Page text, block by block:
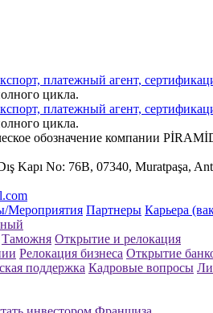
цикла.
цикла.
обозначение компании
Kapı No: 76B, 07340, Muratpaşa,
Мероприятия Партнеры Карьера
Таможня Открытие и релокация
Релокация бизнеса Открытие
поддержка Кадровые вопросы